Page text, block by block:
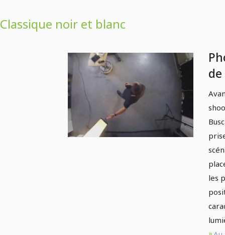
Classique noir et blanc
les